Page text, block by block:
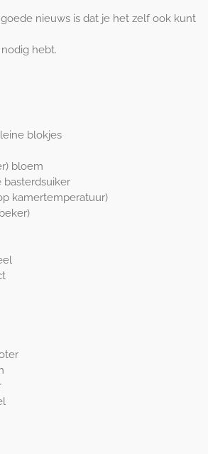
nieuws is dat je het zelf ook kunt
hebt.
blokjes
bloem
basterdsuiker
kamertemperatuur)